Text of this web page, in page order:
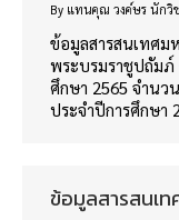
By แทนคุณ วงค์ษร นักวิ
ข้อมูลสารสนเทศม
พระบรมราชูปถัมภ์
ศึกษา 2565 จำนว
ประจำปีการศึกษา
ข้อมูลสารสนเท